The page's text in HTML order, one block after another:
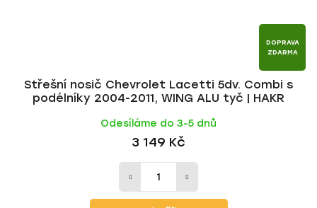
DOPRAVA
ZDARMA
Střešní nosič Chevrolet Lacetti 5dv. Combi s
podélníky 2004-2011, WING ALU tyč | HAKR
Odesíláme do 3-5 dnů
3 149 Kč